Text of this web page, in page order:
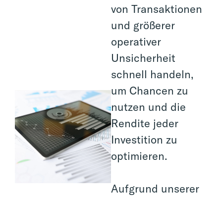
von Transaktionen
und größerer
operativer
Unsicherheit
schnell handeln,
um Chancen zu
nutzen und die
Rendite jeder
Investition zu
optimieren.
Aufgrund unserer